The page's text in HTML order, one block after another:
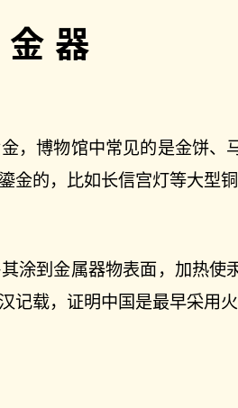
金器
，博物馆中常见的是金饼、
金的，比如长信宫灯等大型
涂到金属器物表面，加热使
记载，证明中国是最早采用